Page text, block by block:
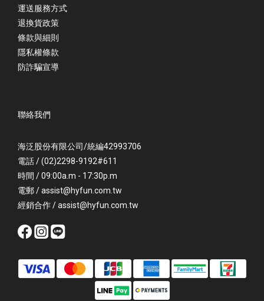
運送服務方式
退換貨政策
條款與細則
隱私權條款
防詐騙宣導
聯絡我們
海泛股份有限公司/統編42993706
電話 / (02)2298-9192#611
時間 / 09:00a.m - 17:30p.m
電郵 / assist@hyfun.com.tw
經銷合作 / assist@hyfun.com.tw